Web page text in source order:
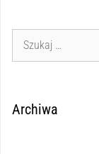
Archiwa